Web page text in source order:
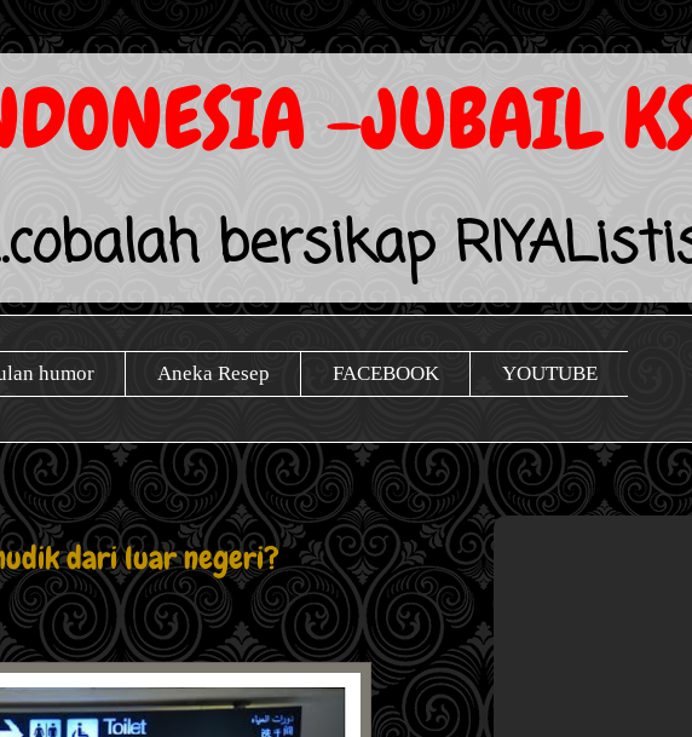
-JUBAIL
bersikap
humor Aneka Resep FACEBOOK YOUTUBE
dari luar negeri?